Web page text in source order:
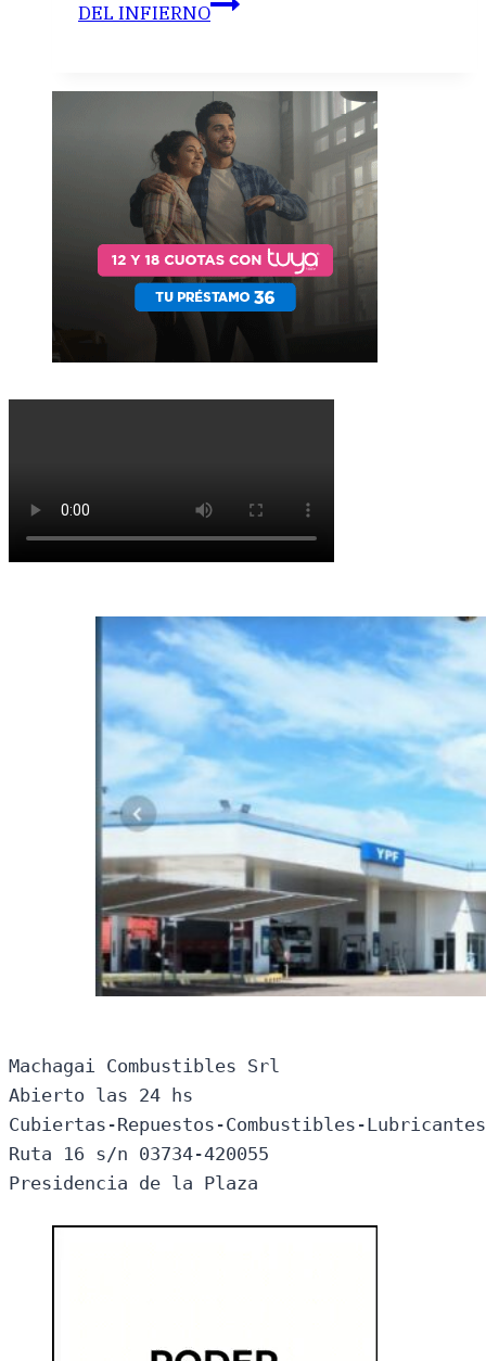
DEL INFIERNO
Machagai Combustibles Srl
Abierto las 24 hs
Cubiertas-Repuestos-Combustibles-
Ruta 16 s/n 03734-420055
Presidencia de la Plaza